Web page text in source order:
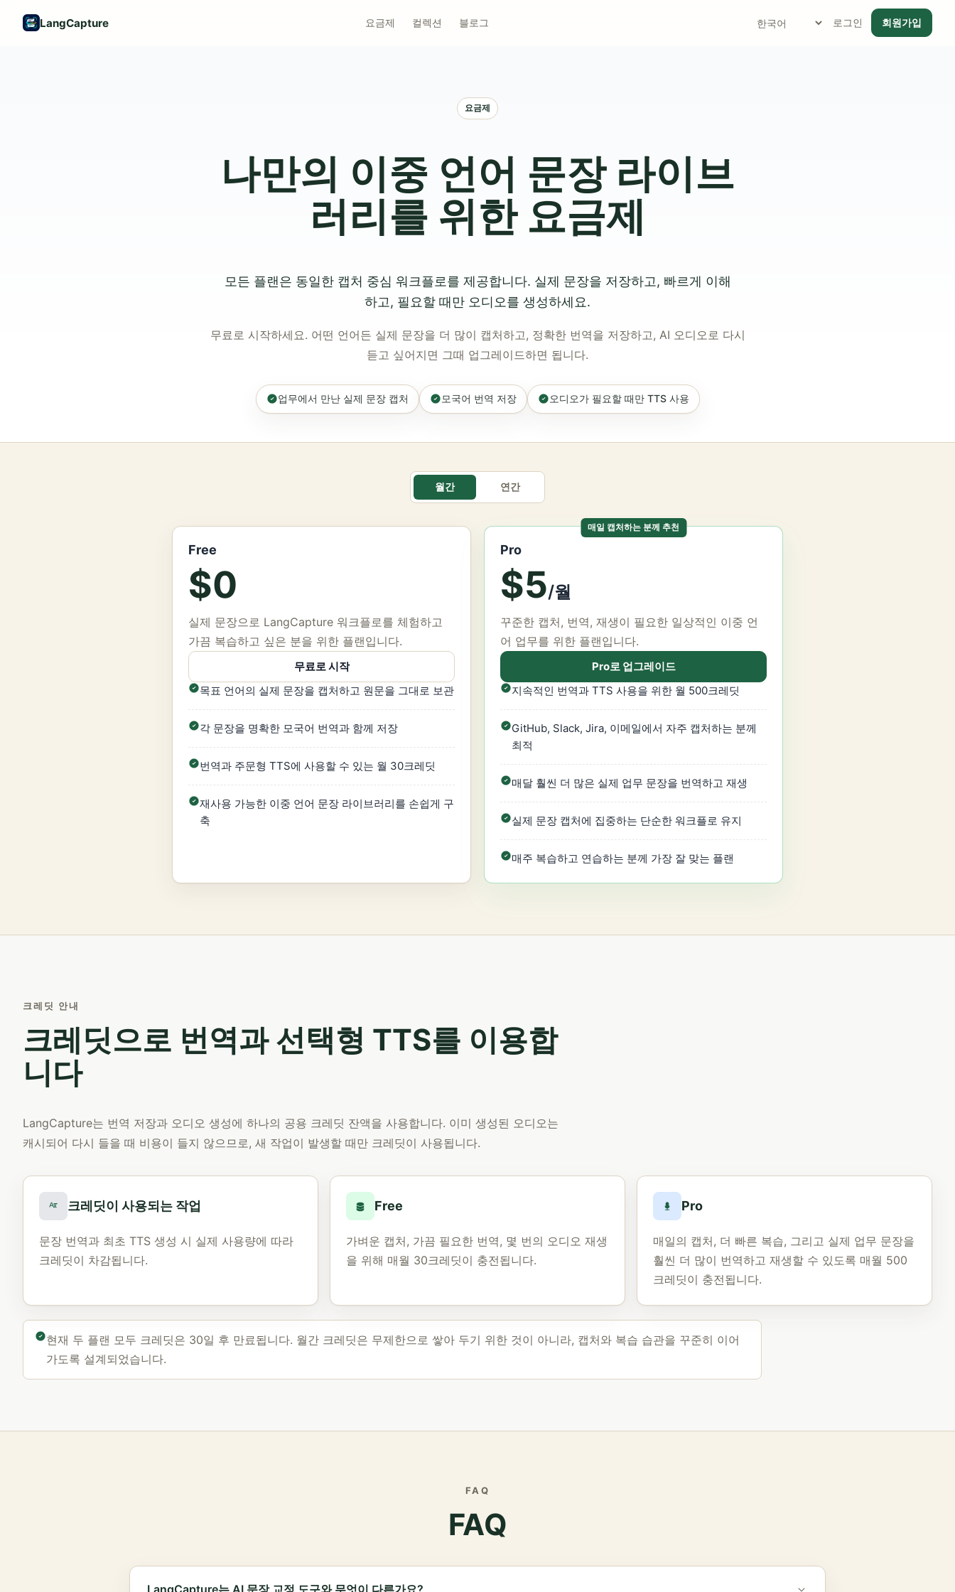
LangCapture 요금제 컬렉션 블로그 로그인 회원가입
요금제
나만의 이중 언어 문장 라이브
러리를 위한 요금제
모든 플랜은 동일한 캡처 중심 워크플로를 제공합니다. 실제 문장을 저장하고, 빠르게 이해
하고, 필요할 때만 오디오를 생성하세요.
무료로 시작하세요. 어떤 언어든 실제 문장을 더 많이 캡처하고, 정확한 번역을 저장하고, AI 오디오로 다시
듣고 싶어지면 그때 업그레이드하면 됩니다.
업무에서 만난 실제 문장 캡처 모국어 번역 저장 오디오가 필요할 때만 TTS 사용
월간 연간
Free
$0
실제 문장으로 LangCapture 워크플로를 체험하고
가끔 복습하고 싶은 분을 위한 플랜입니다.
무료로 시작
목표 언어의 실제 문장을 캡처하고 원문을 그대로 보관
각 문장을 명확한 모국어 번역과 함께 저장
번역과 주문형 TTS에 사용할 수 있는 월 30크레딧
재사용 가능한 이중 언어 문장 라이브러리를 손쉽게 구
축
매일 캡처하는 분께 추천
Pro
$5/월
꾸준한 캡처, 번역, 재생이 필요한 일상적인 이중 언
어 업무를 위한 플랜입니다.
Pro로 업그레이드
지속적인 번역과 TTS 사용을 위한 월 500크레딧
GitHub, Slack, Jira, 이메일에서 자주 캡처하는 분께
최적
매달 훨씬 더 많은 실제 업무 문장을 번역하고 재생
실제 문장 캡처에 집중하는 단순한 워크플로 유지
매주 복습하고 연습하는 분께 가장 잘 맞는 플랜
크레딧 안내
크레딧으로 번역과 선택형 TTS를 이용합
니다
LangCapture는 번역 저장과 오디오 생성에 하나의 공용 크레딧 잔액을 사용합니다. 이미 생성된 오디오는
캐시되어 다시 들을 때 비용이 들지 않으므로, 새 작업이 발생할 때만 크레딧이 사용됩니다.
크레딧이 사용되는 작업
문장 번역과 최초 TTS 생성 시 실제 사용량에 따라
크레딧이 차감됩니다.
Free
가벼운 캡처, 가끔 필요한 번역, 몇 번의 오디오 재생
을 위해 매월 30크레딧이 충전됩니다.
Pro
매일의 캡처, 더 빠른 복습, 그리고 실제 업무 문장을
훨씬 더 많이 번역하고 재생할 수 있도록 매월 500
크레딧이 충전됩니다.
현재 두 플랜 모두 크레딧은 30일 후 만료됩니다. 월간 크레딧은 무제한으로 쌓아 두기 위한 것이 아니라, 캡처와 복습 습관을 꾸준히 이어
가도록 설계되었습니다.
FAQ
FAQ
LangCapture는 AI 문장 교정 도구와 무엇이 다른가요?